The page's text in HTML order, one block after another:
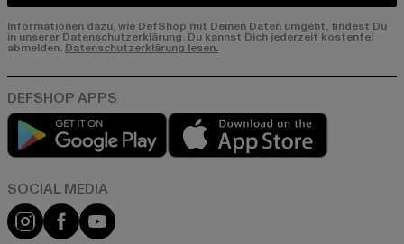
Informationen dazu, wie DefShop mit Deinen Daten umgeht, findest Du
in unserer Datenschutzerklärung. Du kannst Dich jederzeit kostenfei
abmelden. Datenschutzerklärung lesen.
Play market
Instagram
FacebookYouTube